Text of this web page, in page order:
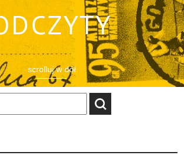
scrolluj w dół